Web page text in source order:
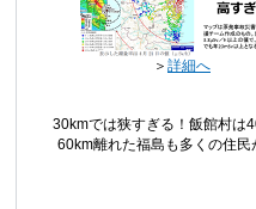
＞ 詳細へ
30kmでは狭すぎる！飯館村は
60km離れた福島も多くの住民